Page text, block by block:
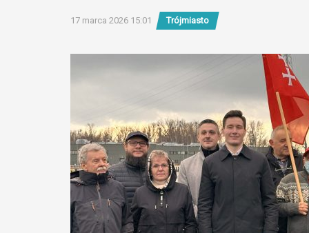
17 marca 2026 15:01 Trójmiasto